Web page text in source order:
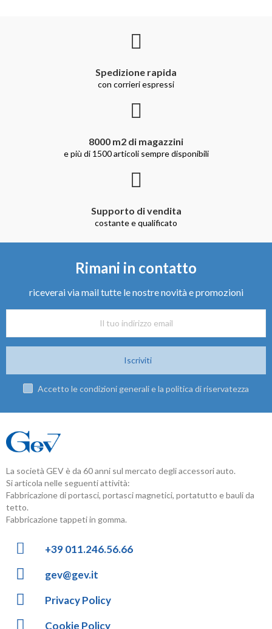
Spedizione rapida
con corrieri espressi
8000 m2 di magazzini
e più di 1500 articoli sempre disponibili
Supporto di vendita
costante e qualificato
Rimani in contatto
riceverai via mail tutte le nostre novità e promozioni
Iscriviti
Accetto le condizioni generali e la politica di riservatezza
La società GEV è da 60 anni sul mercato degli accessori auto.
Si articola nelle seguenti attività:
Fabbricazione di portasci, portasci magnetici, portatutto e bauli da
tetto.
Fabbricazione tappeti in gomma.
+39 011.246.56.66
gev@gev.it
Privacy Policy
Cookie Policy